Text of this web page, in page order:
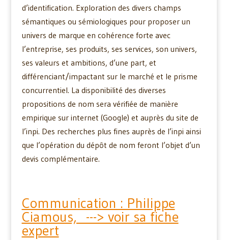
d’identification. Exploration des divers champs
sémantiques ou sémiologiques pour proposer un
univers de marque en cohérence forte avec
l’entreprise, ses produits, ses services, son univers,
ses valeurs et ambitions, d’une part, et
différenciant/impactant sur le marché et le prisme
concurrentiel. La disponibilité des diverses
propositions de nom sera vérifiée de manière
empirique sur internet (Google) et auprès du site de
l’inpi. Des recherches plus fines auprès de l’inpi ainsi
que l’opération du dépôt de nom feront l’objet d’un
devis complémentaire.
Communication : Philippe
Ciamous, ---> voir sa fiche
expert